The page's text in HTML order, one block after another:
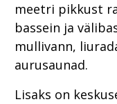
meetri pikkust
bassein ja
mullivann,
aurusaunad.
Lisaks on